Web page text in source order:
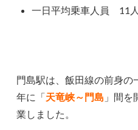
一日平均乗車人員 11人
門島駅は、飯田線の前身の
年に「天竜峡～門島 」間
業しました。